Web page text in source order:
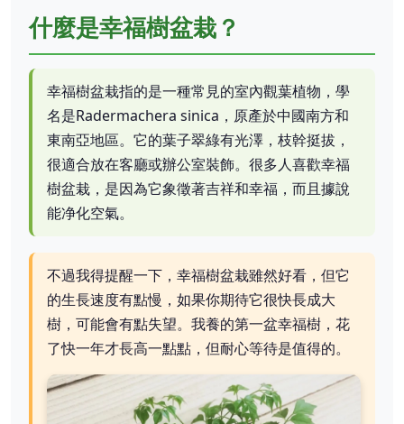
什麼是幸福樹盆栽？
幸福樹盆栽指的是一種常見的室內觀葉植物，學
名是Radermachera sinica，原產於中國南方和
東南亞地區。它的葉子翠綠有光澤，枝幹挺拔，
很適合放在客廳或辦公室裝飾。很多人喜歡幸福
樹盆栽，是因為它象徵著吉祥和幸福，而且據說
能净化空氣。
不過我得提醒一下，幸福樹盆栽雖然好看，但它
的生長速度有點慢，如果你期待它很快長成大
樹，可能會有點失望。我養的第一盆幸福樹，花
了快一年才長高一點點，但耐心等待是值得的。